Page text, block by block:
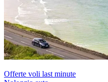
Offerte voli last minute